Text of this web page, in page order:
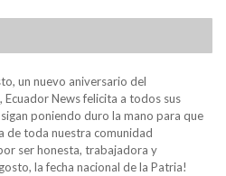
un nuevo aniversario del
News felicita a todos sus
poniendo duro la mano para que
de toda nuestra comunidad
ser honesta, trabajadora y
la fecha nacional de la Patria!